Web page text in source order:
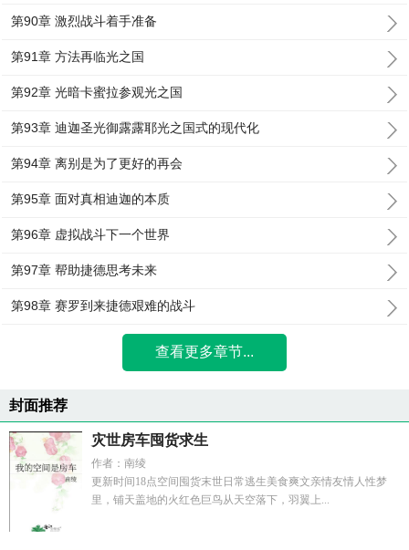
第90章 激烈战斗着手准备
第91章 方法再临光之国
第92章 光暗卡蜜拉参观光之国
第93章 迪迦圣光御露露耶光之国式的现代化
第94章 离别是为了更好的再会
第95章 面对真相迪迦的本质
第96章 虚拟战斗下一个世界
第97章 帮助捷德思考未来
第98章 赛罗到来捷德艰难的战斗
查看更多章节...
封面推荐
灾世房车囤货求生
作者：南绫
更新时间18点空间囤货末世日常逃生美食爽文亲情友情人性梦
里，铺天盖地的火红色巨鸟从天空落下，羽翼上...